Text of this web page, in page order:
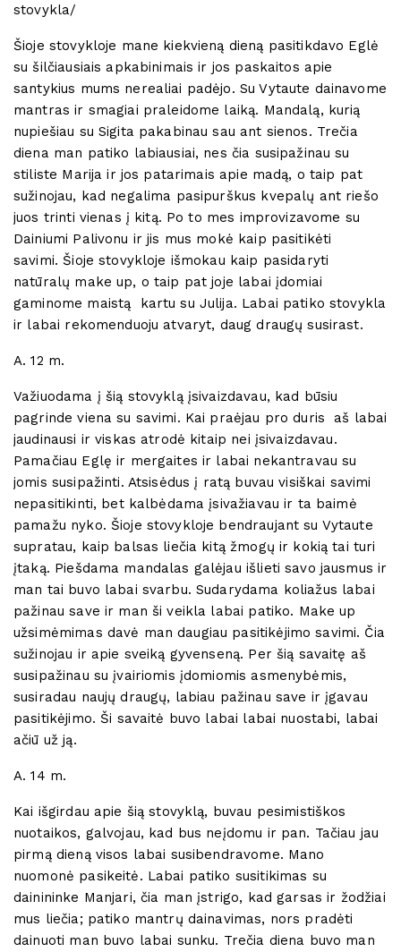
stovykla/
Šioje stovykloje mane kiekvieną dieną pasitikdavo Eglė
su šilčiausiais apkabinimais ir jos paskaitos apie
santykius mums nerealiai padėjo. Su Vytaute dainavome
mantras ir smagiai praleidome laiką. Mandalą, kurią
nupiešiau su Sigita pakabinau sau ant sienos. Trečia
diena man patiko labiausiai, nes čia susipažinau su
stiliste Marija ir jos patarimais apie madą, o taip pat
sužinojau, kad negalima pasipurškus kvepalų ant riešo
juos trinti vienas į kitą. Po to mes improvizavome su
Dainiumi Palivonu ir jis mus mokė kaip pasitikėti
savimi. Šioje stovykloje išmokau kaip pasidaryti
natūralų make up, o taip pat joje labai įdomiai
gaminome maistą kartu su Julija. Labai patiko stovykla
ir labai rekomenduoju atvaryt, daug draugų susirast.
A. 12 m.
Važiuodama į šią stovyklą įsivaizdavau, kad būsiu
pagrinde viena su savimi. Kai praėjau pro duris aš labai
jaudinausi ir viskas atrodė kitaip nei įsivaizdavau.
Pamačiau Eglę ir mergaites ir labai nekantravau su
jomis susipažinti. Atsisėdus į ratą buvau visiškai savimi
nepasitikinti, bet kalbėdama įsivažiavau ir ta baimė
pamažu nyko. Šioje stovykloje bendraujant su Vytaute
supratau, kaip balsas liečia kitą žmogų ir kokią tai turi
įtaką. Piešdama mandalas galėjau išlieti savo jausmus ir
man tai buvo labai svarbu. Sudarydama koliažus labai
pažinau save ir man ši veikla labai patiko. Make up
užsimėmimas davė man daugiau pasitikėjimo savimi. Čia
sužinojau ir apie sveiką gyvenseną. Per šią savaitę aš
susipažinau su įvairiomis įdomiomis asmenybėmis,
susiradau naujų draugų, labiau pažinau save ir įgavau
pasitikėjimo. Ši savaitė buvo labai labai nuostabi, labai
ačiū už ją.
A. 14 m.
Kai išgirdau apie šią stovyklą, buvau pesimistiškos
nuotaikos, galvojau, kad bus neįdomu ir pan. Tačiau jau
pirmą dieną visos labai susibendravome. Mano
nuomonė pasikeitė. Labai patiko susitikimas su
dainininke Manjari, čia man įstrigo, kad garsas ir žodžiai
mus liečia; patiko mantrų dainavimas, nors pradėti
dainuoti man buvo labai sunku. Trečia diena buvo man